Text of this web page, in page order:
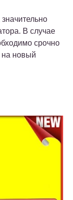
В случае
срочно
на новый